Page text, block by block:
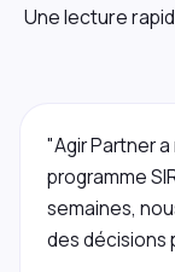
Une lecture
"Agir Partner
programme
semaines,
des décisions